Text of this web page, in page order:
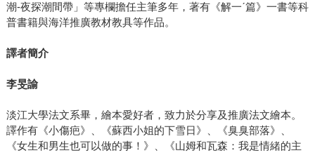
潮-夜探潮間帶」等專欄擔任主筆多年，著有《解一ˊ篇》一書等科
普書籍與海洋推廣教材教具等作品。
譯者簡介
李旻諭
淡江大學法文系畢，繪本愛好者，致力於分享及推廣法文繪本。
譯作有《小傷疤》、《蘇西小姐的下雪日》、《臭臭部落》、
《女生和男生也可以做的事！》、《山姆和瓦森：我是情緒的主